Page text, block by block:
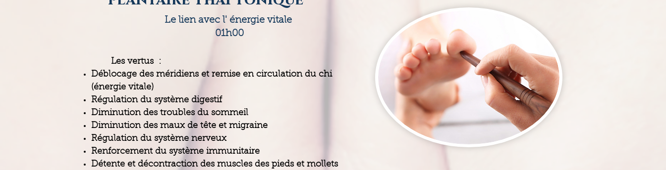
Le lien avec l' énergie vitale
01h00
Les vertus :
Déblocage des méridiens et remise en circulation du chi
(énergie vitale)
Régulation du système digestif
Diminution des troubles du sommeil
Diminution des maux de tête et migraine
Régulation du système nerveux
Renforcement du système immunitaire
Détente et décontraction des muscles des pieds et mollets